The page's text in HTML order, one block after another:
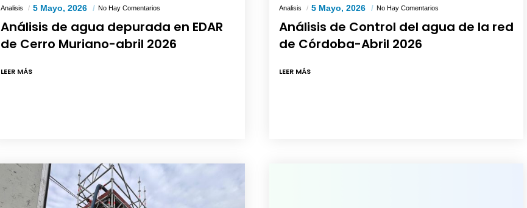
Analisis 5 Mayo, 2026 No Hay Comentarios
Análisis de agua depurada en EDAR
de Cerro Muriano-abril 2026
LEER MÁS
Analisis 5 Mayo, 2026 No Hay Comentarios
Análisis de Control del agua de la red
de Córdoba-Abril 2026
LEER MÁS